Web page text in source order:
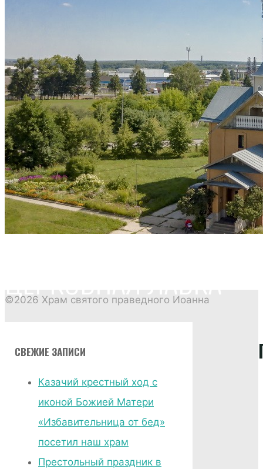
ВОСКРЕСНАЯ ШКОЛА
ИСКАТЬ:
Искать: Искать:
страница
СВЕЖИЕ ЗАПИСИ
Казачий крестный ход с
иконой Божией Матери
«Избавительница от бед»
посетил наш храм
Престольный праздник в
©2026 Храм святого праведного Иоанна